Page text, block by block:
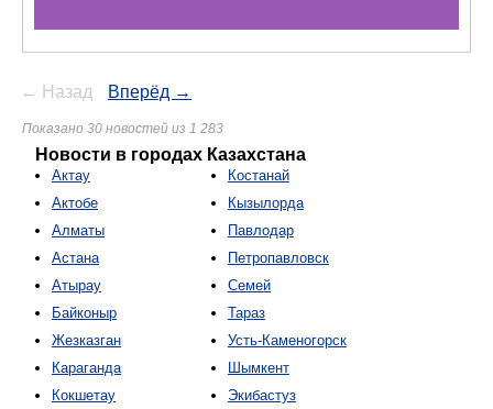
← Назад Вперёд →
Показано 30 новостей из 1 283
Новости в городах Казахстана
Актау
Актобе
Алматы
Астана
Атырау
Байконыр
Жезказган
Караганда
Кокшетау
Костанай
Кызылорда
Павлодар
Петропавловск
Семей
Тараз
Усть-Каменогорск
Шымкент
Экибастуз